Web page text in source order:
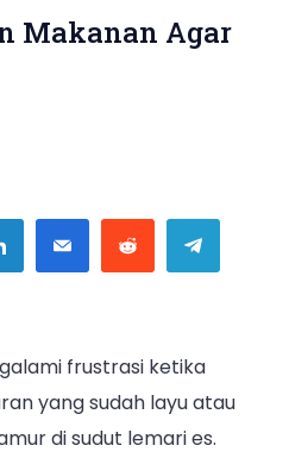
Makanan Agar
frustrasi ketika
yang sudah layu atau
di sudut lemari es.